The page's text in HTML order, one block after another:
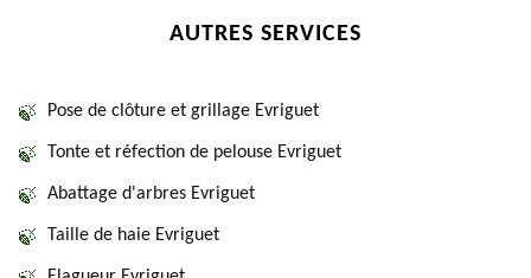
AUTRES SERVICES
Pose de clôture et grillage Evriguet
Tonte et réfection de pelouse Evriguet
Abattage d'arbres Evriguet
Taille de haie Evriguet